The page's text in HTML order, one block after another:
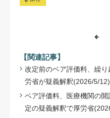
【関連記事】
改定前のベア評価料、繰
労省が疑義解釈(2026/5/12)
ベア評価料、医療機関の
定の疑義解釈で厚労省